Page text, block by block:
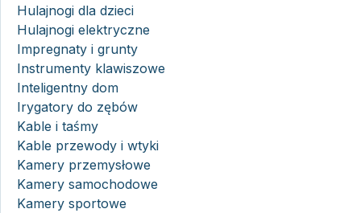
Hulajnogi dla dzieci
Hulajnogi elektryczne
Impregnaty i grunty
Instrumenty klawiszowe
Inteligentny dom
Irygatory do zębów
Kable i taśmy
Kable przewody i wtyki
Kamery przemysłowe
Kamery samochodowe
Kamery sportowe